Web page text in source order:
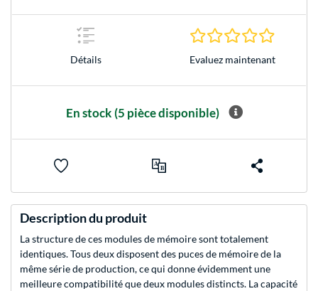
Détails Evaluez maintenant
En stock (5 pièce disponible)
Description du produit
La structure de ces modules de mémoire sont totalement
identiques. Tous deux disposent des puces de mémoire de la
même série de production, ce qui donne évidemment une
meilleure compatibilité que deux modules distincts. La capacité